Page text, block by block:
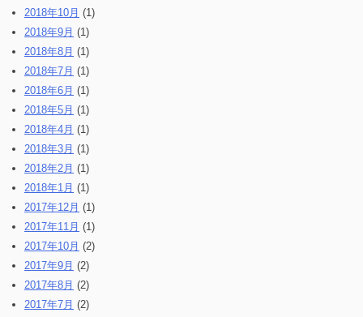
2018年10月 (1)
2018年9月 (1)
2018年8月 (1)
2018年7月 (1)
2018年6月 (1)
2018年5月 (1)
2018年4月 (1)
2018年3月 (1)
2018年2月 (1)
2018年1月 (1)
2017年12月 (1)
2017年11月 (1)
2017年10月 (2)
2017年9月 (2)
2017年8月 (2)
2017年7月 (2)